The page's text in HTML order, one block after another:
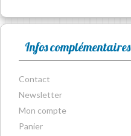
Infos complémentaires
Contact
Newsletter
Mon compte
Panier